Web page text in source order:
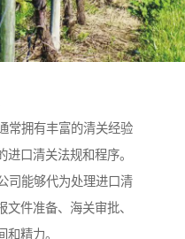
常拥有丰富的清关经验
口清关法规和程序。
司能够代为处理进口清
件准备、海关审批、
精力。